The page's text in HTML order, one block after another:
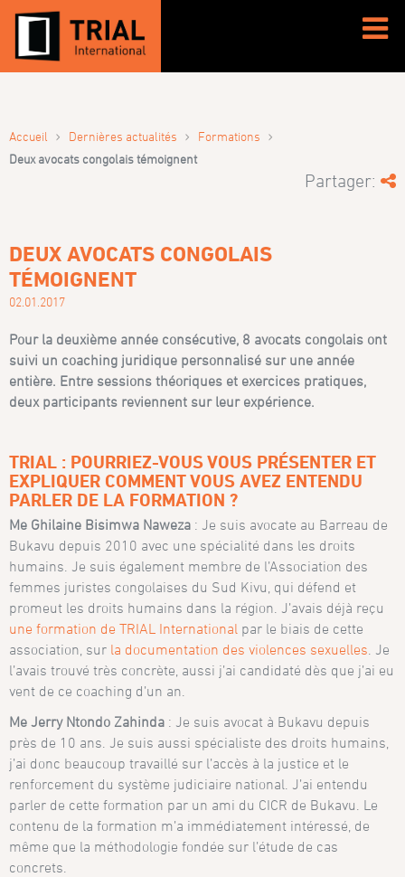
Accueil › Dernières actualités › Formations ›
Deux avocats congolais témoignent
Partager:
DEUX AVOCATS CONGOLAIS
TÉMOIGNENT
02.01.2017
Pour la deuxième année consécutive, 8 avocats congolais ont
suivi un coaching juridique personnalisé sur une année
entière. Entre sessions théoriques et exercices pratiques,
deux participants reviennent sur leur expérience.
TRIAL : POURRIEZ-VOUS VOUS PRÉSENTER ET
EXPLIQUER COMMENT VOUS AVEZ ENTENDU
PARLER DE LA FORMATION ?
Me Ghilaine Bisimwa Naweza : Je suis avocate au Barreau de
Bukavu depuis 2010 avec une spécialité dans les droits
humains. Je suis également membre de l’Association des
femmes juristes congolaises du Sud Kivu, qui défend et
promeut les droits humains dans la région. J’avais déjà reçu
une formation de TRIAL International par le biais de cette
association, sur la documentation des violences sexuelles . Je
l’avais trouvé très concrète, aussi j’ai candidaté dès que j’ai eu
vent de ce coaching d’un an.
Me Jerry Ntondo Zahinda : Je suis avocat à Bukavu depuis
près de 10 ans. Je suis aussi spécialiste des droits humains,
j’ai donc beaucoup travaillé sur l’accès à la justice et le
renforcement du système judiciaire national. J’ai entendu
parler de cette formation par un ami du CICR de Bukavu. Le
contenu de la formation m’a immédiatement intéressé, de
même que la méthodologie fondée sur l’étude de cas
concrets.